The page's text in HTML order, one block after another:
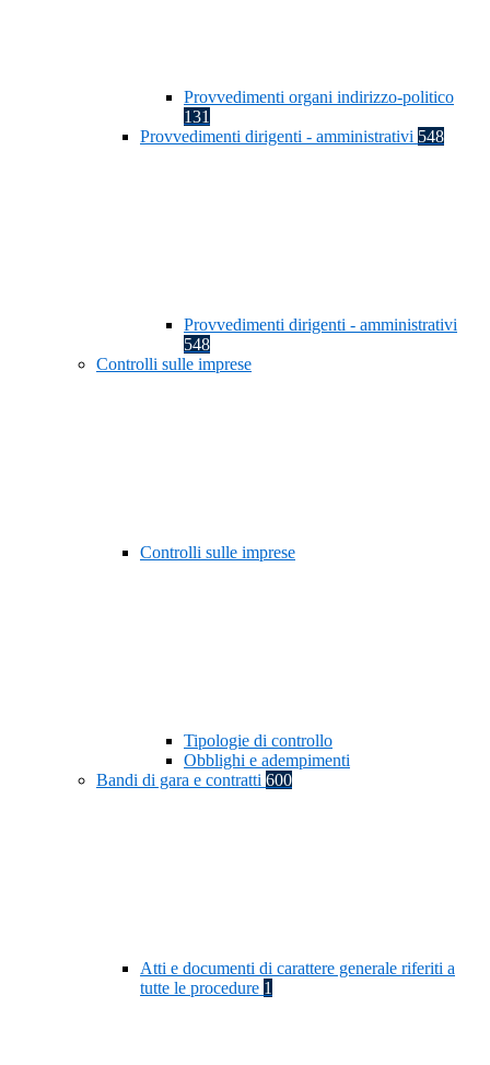
Provvedimenti organi indirizzo-politico
131
Provvedimenti dirigenti - amministrativi 548
Provvedimenti dirigenti - amministrativi
548
Controlli sulle imprese
Controlli sulle imprese
Tipologie di controllo
Obblighi e adempimenti
Bandi di gara e contratti 600
Atti e documenti di carattere generale riferiti a
tutte le procedure 1